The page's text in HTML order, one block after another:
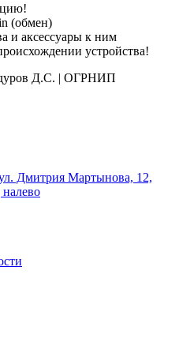
(обмен)
и аксессуары к ним
устройства!
Д.С. | ОГРНИП
Дмитрия Мартынова, 12,